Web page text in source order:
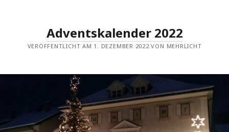
WIEN
Adventskalender 2022
VERÖFFENTLICHT AM 1. DEZEMBER 2022 VON MEHRLICHT